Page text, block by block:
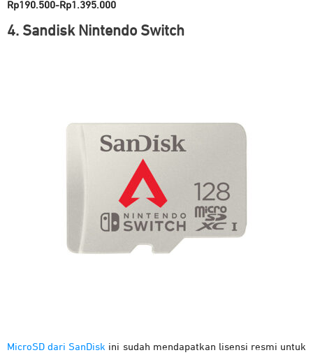
Rp190.500-Rp1.395.000
4. Sandisk Nintendo Switch
MicroSD dari SanDisk ini sudah mendapatkan lisensi resmi untuk